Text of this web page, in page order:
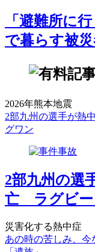
「避難所に
で暮らす被
2026年熊本地震
2部九州の選手が熱
グワン
2部九州の選
亡 ラグビー
災害化する熱中症
あの時の苦しみ、